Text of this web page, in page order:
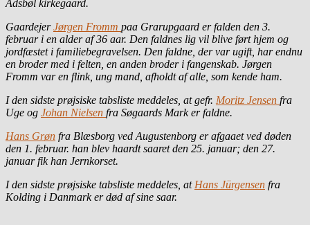
Adsbøl kirkegaard.
GaardejerJørgen Fromm paa Grarupgaard er falden den 3.
februar i en alder af 36 aar. Den faldnes lig vil blive ført hjem og
jordfæstet i familiebegravelsen. Den faldne, der var ugift, har endnu
en broder med i felten, en anden broder i fangenskab. Jørgen
Fromm var en flink, ung mand, afholdt af alle, som kende ham.
I den sidste prøjsiske tabsliste meddeles, at gefr. Moritz Jensen fra
Uge og Johan Nielsen fra Søgaards Mark er faldne.
Hans Grøn fra Blæsborg ved Augustenborg er afgaaet ved døden
den 1. februar. han blev haardt saaret den 25. januar; den 27.
januar fik han Jernkorset.
I den sidste prøjsiske tabsliste meddeles, at Hans Jürgensen fra
Kolding i Danmark er død af sine saar.